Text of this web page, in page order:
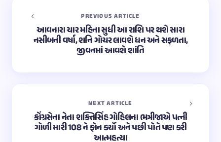
PREVIOUS ARTICLE
આવનારા ચાર મહિના સુધી આ રાશિ પર થશે સારા
નસીબની વર્ષા, શનિ ગોચર લાવશે ધન અને સફળતા,
જીવનમાં આવશે શાંતિ
NEXT ARTICLE
કોંગ્રસેના નેતા શક્તિસિંહ ગોહિલના ભત્રીજાએ પત્ની
ગોળી મારી 108 ને ફોન કર્યો અને પછી પોતે પણ કરી
આત્મહત્યા